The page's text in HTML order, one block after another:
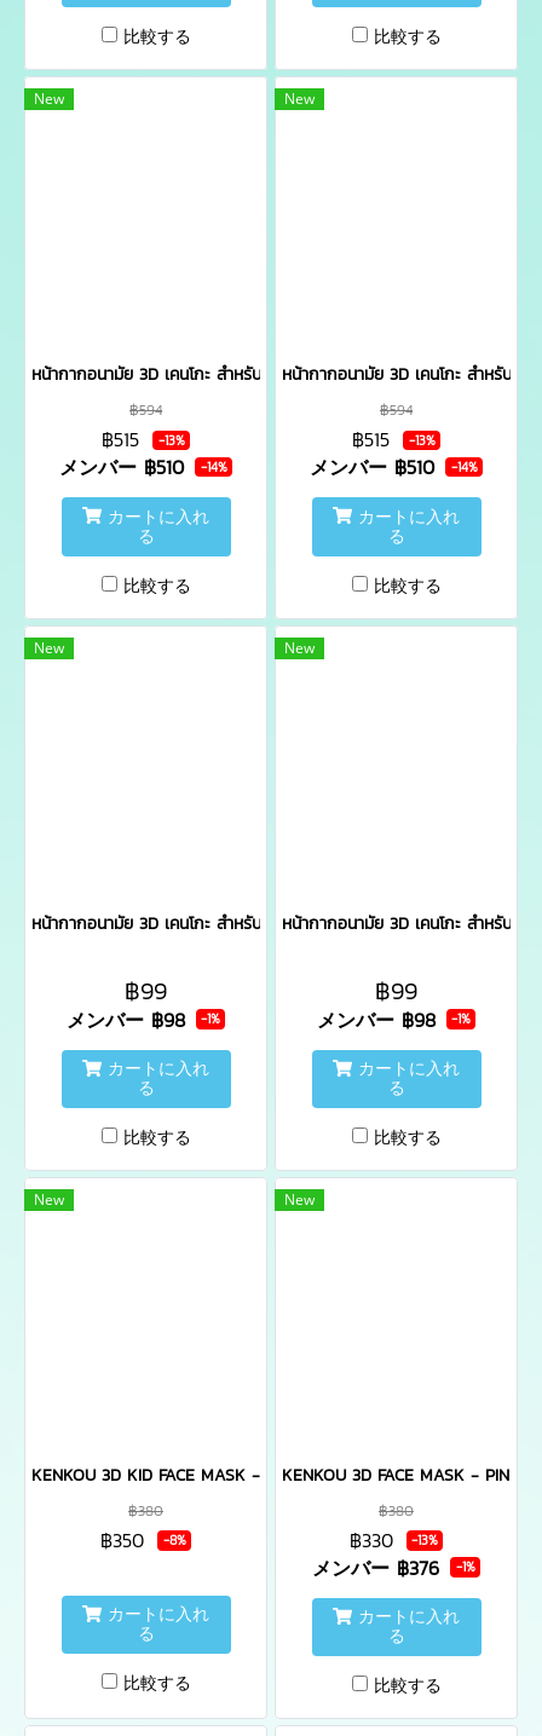
比較する
比較する
New
หน้ากากอนามัย 3D เคนโกะ สำหรับเด็ก (อายุ 3-12 ขวบ) บรรจุ 4 ชิ้น - 6 แ
฿594
฿515 -13%
メンバー ฿510 -14%
カートに入れ
る
比較する
New
หน้ากากอนามัย 3D เคนโกะ สำหรับผู้
฿594
฿515 -13%
メンバー ฿510 -14%
カートに入れ
る
比較する
New
หน้ากากอนามัย 3D เคนโกะ สำหรับเด็ก (อายุ 3-12 ขวบ) สีขาว บรรจุ 4 ชิ้น
฿99
メンバー ฿98 -1%
カートに入れ
る
比較する
New
หน้ากากอนามัย 3D เคนโกะ สำหรับผู้
฿99
メンバー ฿98 -1%
カートに入れ
る
比較する
New
KENKOU 3D KID FACE MASK - BLACK 1x20 PCS หน้ากากอนามัย 3D
฿380
฿350 -8%
カートに入れ
る
比較する
New
KENKOU 3D FACE MASK - PINK
฿380
฿330 -13%
メンバー ฿376 -1%
カートに入れ
る
比較する